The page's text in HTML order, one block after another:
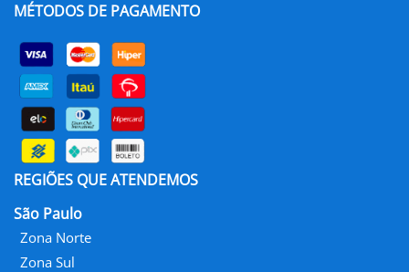
MÉTODOS DE PAGAMENTO
REGIÕES QUE ATENDEMOS
São Paulo
Zona Norte
Zona Sul